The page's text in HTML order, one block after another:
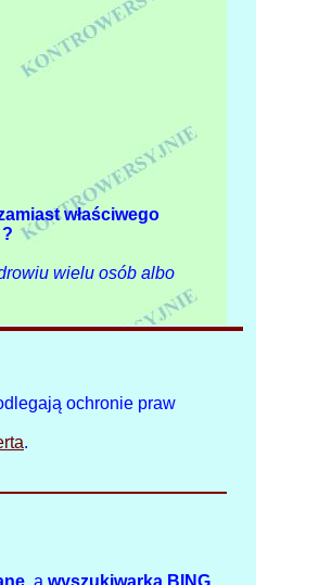
właściwego
wielu osób albo
ochronie praw
.
, a wyszukiwarka BING